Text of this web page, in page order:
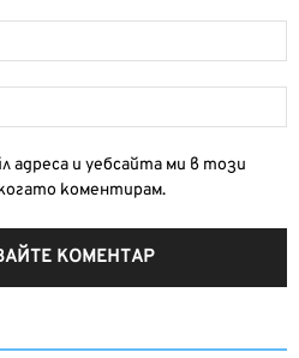
адреса и уебсайта ми в този
коментирам.